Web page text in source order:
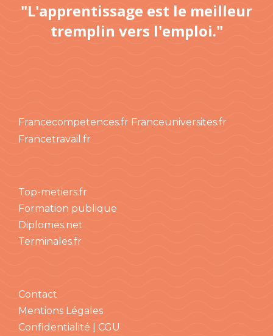
"L'apprentissage est le meilleur
tremplin vers l'emploi."
Francecompetences.fr Franceuniversites.fr
Francetravail.fr
Top-metiers.fr
Formation publique
Diplomes.net
Terminales.fr
Contact
Mentions Légales
Confidentialité | CGU